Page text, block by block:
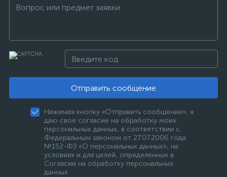
Отправить сообщение
Нажимая кнопку «Отправить сообщение», я
даю свое согласие на обработку моих
персональных данных, в соответствии с
Федеральным законом от 27.07.2006 года
№152-ФЗ «О персональных данных», на
условиях и для целей, определенных в
Согласии на обработку персональных
данных